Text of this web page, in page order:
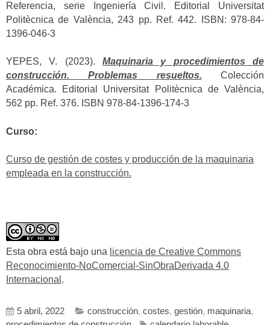
Referencia, serie Ingeniería Civil. Editorial Universitat
Politècnica de València, 243 pp. Ref. 442. ISBN: 978-84-
1396-046-3
YEPES, V. (2023). Maquinaria y procedimientos de
construcción. Problemas resueltos. Colección
Académica. Editorial Universitat Politècnica de València,
562 pp. Ref. 376. ISBN 978-84-1396-174-3
Curso:
Curso de gestión de costes y producción de la maquinaria
empleada en la construcción.
Esta obra está bajo una licencia de Creative Commons
Reconocimiento-NoComercial-SinObraDerivada 4.0
Internacional .
5 abril, 2022 construcción, costes, gestión, maquinaria,